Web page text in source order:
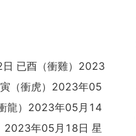
已酉（衝雞）2023
（衝虎）2023年05
龍）2023年05月14
2023年05月18日 星